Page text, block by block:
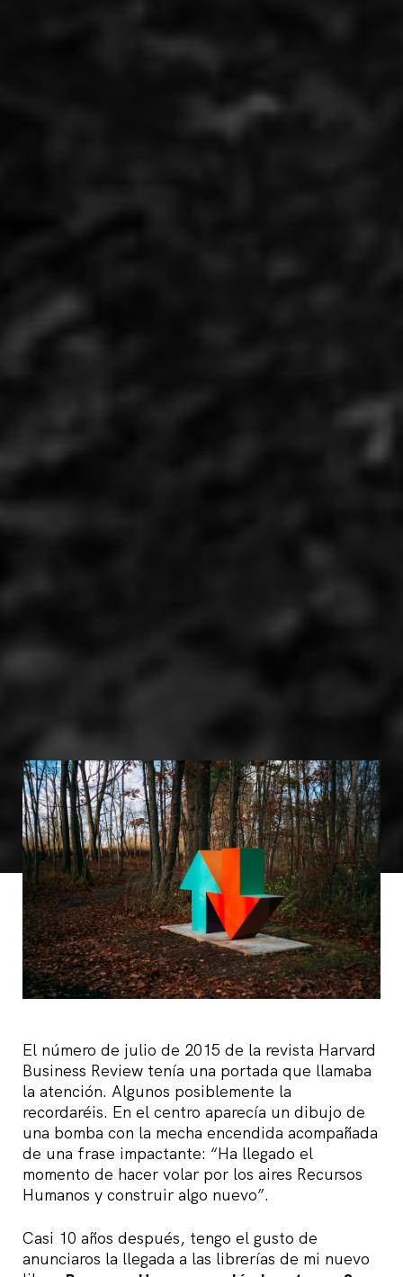
El número de julio de 2015 de la revista Harvard
Business Review tenía una portada que llamaba
la atención. Algunos posiblemente la
recordaréis. En el centro aparecía un dibujo de
una bomba con la mecha encendida acompañada
de una frase impactante: “Ha llegado el
momento de hacer volar por los aires Recursos
Humanos y construir algo nuevo”.
Casi 10 años después, tengo el gusto de
anunciaros la llegada a las librerías de mi nuevo